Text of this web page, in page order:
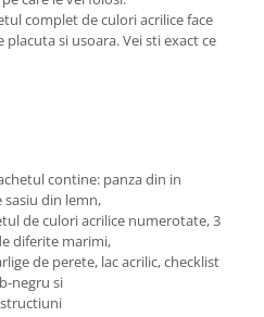
complet de culori acrilice face
si usoara. Vei sti exact ce
contine: panza din in
sasiu din lemn,
culori acrilice numerotate, 3
diferite marimi,
perete, lac acrilic, checklist
negru si